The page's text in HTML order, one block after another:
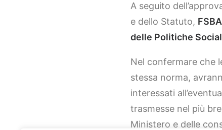
A seguito
e dello Statuto, FSBA
delle Politiche
Nel confermare che
stessa norma,
interessati
trasmesse nel più
Ministero e delle